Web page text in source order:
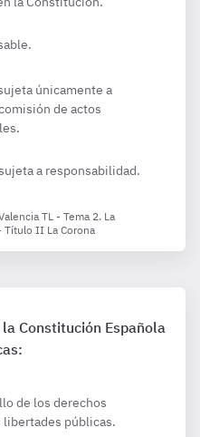
únicamente a
de actos
a responsabilidad.
TL - Tema 2. La
II La Corona
Constitución Española
de los derechos
libertades públicas.